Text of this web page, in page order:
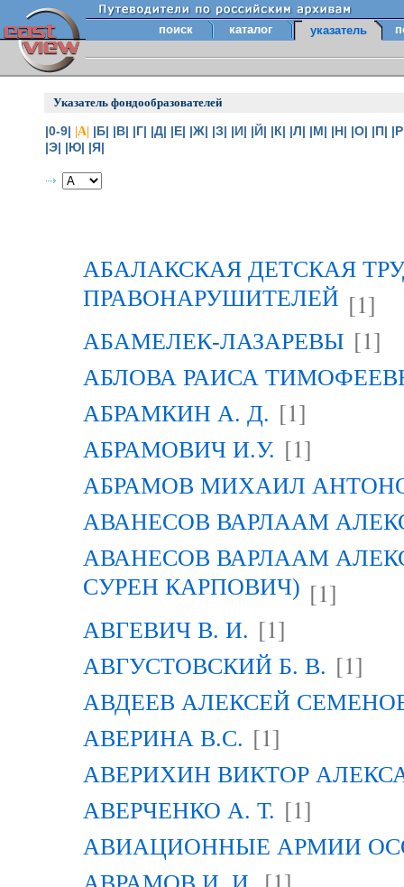
поиск каталог указатель
Указатель фондообразователей
|0-9| |А| |Б| |В| |Г| |Д| |Е| |Ж| |З| |И| |Й| |К| |Л| |М| |Н| |О| |П|
|Э| |Ю| |Я|
АБАЛАКСКАЯ ДЕТСКАЯ
ПРАВОНАРУШИТЕЛЕЙ [1]
АБАМЕЛЕК-ЛАЗАРЕВЫ [1]
АБЛОВА РАИСА
АБРАМКИН А. Д. [1]
АБРАМОВИЧ И.У. [1]
АБРАМОВ МИХАИЛ
АВАНЕСОВ ВАРЛААМ
АВАНЕСОВ ВАРЛААМ
СУРЕН КАРПОВИЧ) [1]
АВГЕВИЧ В. И. [1]
АВГУСТОВСКИЙ Б. В. [1]
АВДЕЕВ АЛЕКСЕЙ
АВЕРИНА B.C. [1]
АВЕРИХИН ВИКТОР
АВЕРЧЕНКО А. Т. [1]
АВИАЦИОННЫЕ АРМИИ